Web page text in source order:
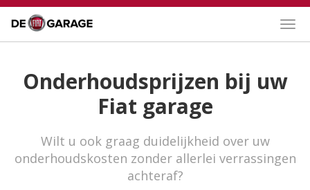
Onderhoudsprijzen bij uw
Fiat garage
Wilt u ook graag duidelijkheid over uw
onderhoudskosten zonder allerlei verrassingen
achteraf?